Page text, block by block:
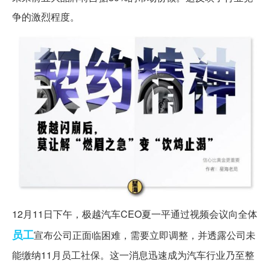
争的激烈程度。
12月11日下午，极越汽车CEO夏一平通过视频会议向全体
员工宣布公司正面临困难，需要立即调整，并透露公司未
能缴纳11月员工社保。这一消息迅速成为汽车行业乃至整